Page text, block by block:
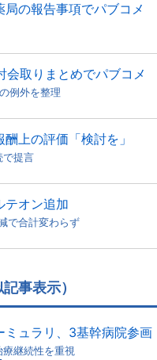
の報告事項でパブコメ
会取りまとめでパブコメ
例外を整理
上の評価「検討を」
で提言
テオン追加
で合計変わらず
事表示）
ミュラリ、3基幹病院参画
継続性を重視